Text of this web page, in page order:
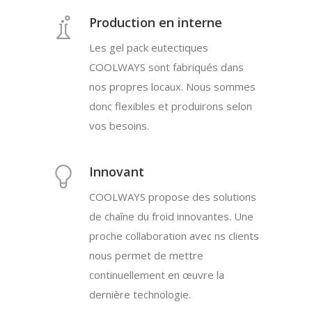
Production en interne
Les gel pack eutectiques
COOLWAYS sont fabriqués dans
nos propres locaux. Nous sommes
donc flexibles et produirons selon
vos besoins.
Innovant
COOLWAYS propose des solutions
de chaîne du froid innovantes. Une
proche collaboration avec ns clients
nous permet de mettre
continuellement en œuvre la
dernière technologie.